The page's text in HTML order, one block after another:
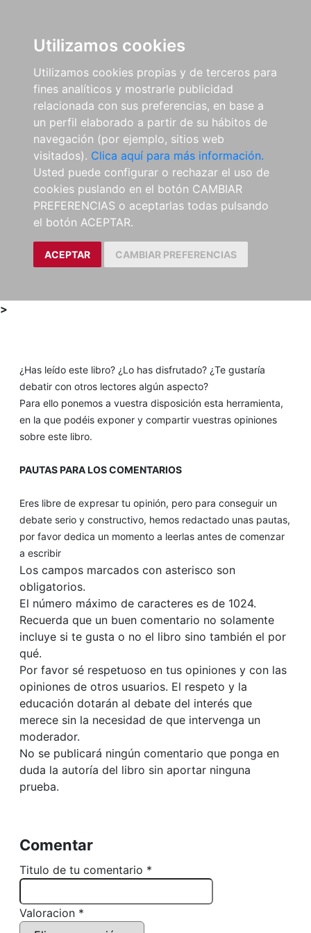
Utilizamos cookies
Utilizamos cookies propias y de terceros para
fines analíticos y mostrarle publicidad
relacionada con sus preferencias, en base a
un perfil elaborado a partir de su hábitos de
navegación (por ejemplo, sitios web
visitados). Clica aquí para más información.
Usted puede configurar o rechazar el uso de
cookies puslando en el botón CAMBIAR
PREFERENCIAS o aceptarlas todas pulsando
el botón ACEPTAR.
ACEPTAR CAMBIAR PREFERENCIAS
>
¿Has leído este libro? ¿Lo has disfrutado? ¿Te gustaría
debatir con otros lectores algún aspecto?
Para ello ponemos a vuestra disposición esta herramienta,
en la que podéis exponer y compartir vuestras opiniones
sobre este libro.
PAUTAS PARA LOS COMENTARIOS
Eres libre de expresar tu opinión, pero para conseguir un
debate serio y constructivo, hemos redactado unas pautas,
por favor dedica un momento a leerlas antes de comenzar
a escribir
Los campos marcados con asterisco son
obligatorios.
El número máximo de caracteres es de 1024.
Recuerda que un buen comentario no solamente
incluye si te gusta o no el libro sino también el por
qué.
Por favor sé respetuoso en tus opiniones y con las
opiniones de otros usuarios. El respeto y la
educación dotarán al debate del interés que
merece sin la necesidad de que intervenga un
moderador.
No se publicará ningún comentario que ponga en
duda la autoría del libro sin aportar ninguna
prueba.
Comentar
Titulo de tu comentario *
Valoracion *